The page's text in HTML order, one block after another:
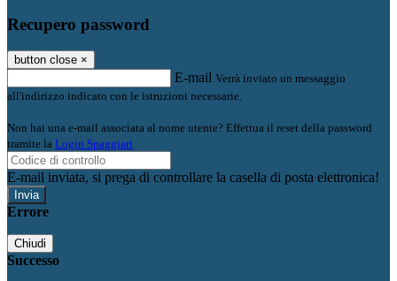
Recupero password
button close ×
E-mail Verrà inviato un messaggio
all'indirizzo indicato con le istruzioni necessarie.
Non hai una e-mail associata al nome utente? Effettua il reset della password
tramite la Login Spaggiari
E-mail inviata, si prega di controllare la casella di posta elettronica!
Errore
Chiudi
Successo